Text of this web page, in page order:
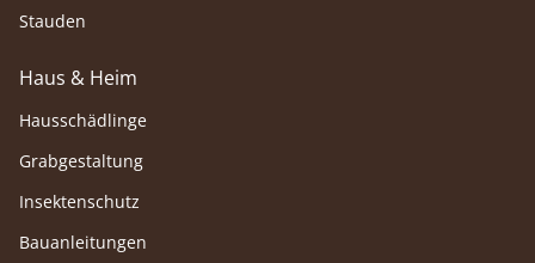
Stauden
Haus & Heim
Hausschädlinge
Grabgestaltung
Insektenschutz
Bauanleitungen